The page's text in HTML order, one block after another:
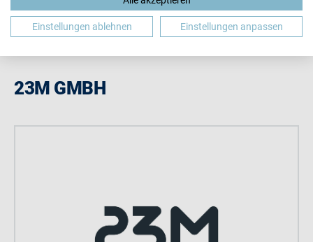
23M GMBH
Einstellungen ablehnen Einstellungen anpassen